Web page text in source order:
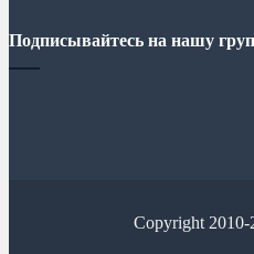
Подписывайтесь на нашу
Copyright 2010-